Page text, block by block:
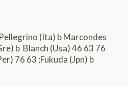
(Ita) b Marcondes
b Blanch (Usa) 46 63 76
76 63 ;Fukuda (Jpn) b